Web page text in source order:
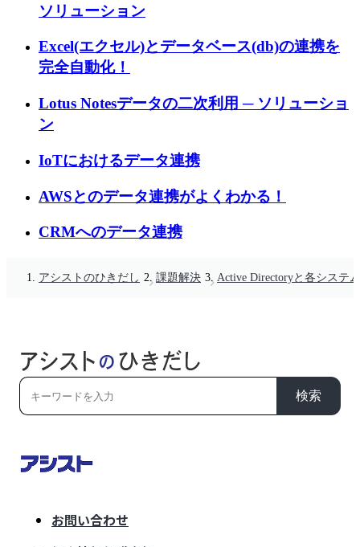
ソリューション
Excel(エクセル)とデータベース(db)の連携を
完全自動化！
Lotus Notesデータの二次利用 ─ ソリューショ
ン
IoTにおけるデータ連携
AWSとのデータ連携がよくわかる！
CRMへのデータ連携
アシストのひきだし 課題解決 Active Directoryと各システ
検索
お問い合わせ